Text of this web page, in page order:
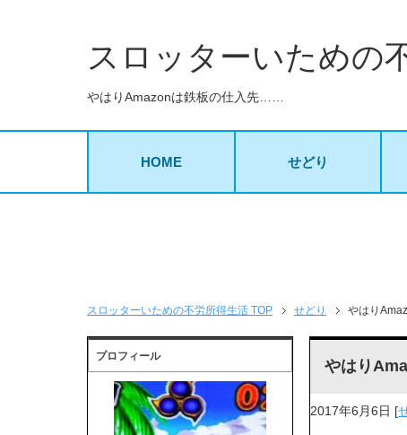
スロッターいための
やはりAmazonは鉄板の仕入先……
HOME せどり
スロッターいための不労所得生活 TOP せどり やはり
やはり
2017年6月6日 [
プロフィール